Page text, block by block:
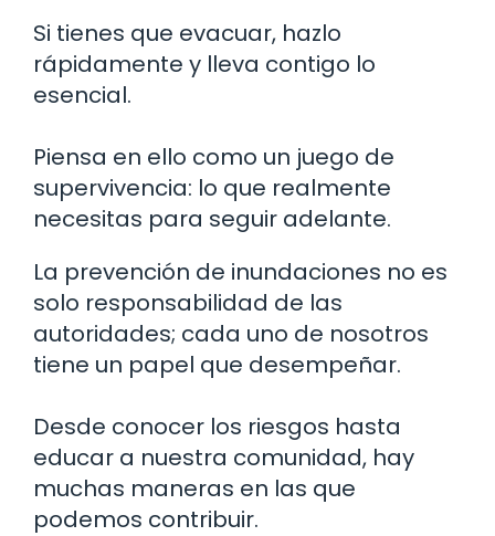
Si tienes que evacuar, hazlo
rápidamente y lleva contigo lo
esencial.
Piensa en ello como un juego de
supervivencia: lo que realmente
necesitas para seguir adelante.
La prevención de inundaciones no es
solo responsabilidad de las
autoridades; cada uno de nosotros
tiene un papel que desempeñar.
Desde conocer los riesgos hasta
educar a nuestra comunidad, hay
muchas maneras en las que
podemos contribuir.